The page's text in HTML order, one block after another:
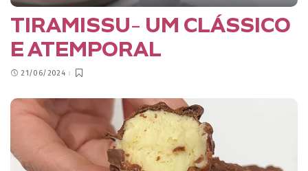
TIRAMISSU- UM CLÁSSICO
E ATEMPORAL
21/06/2024